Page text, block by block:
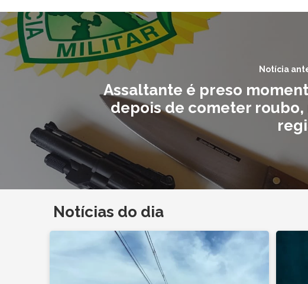
Notícia
Assaltante é preso
depois de cometer roubo,
Notícias do dia